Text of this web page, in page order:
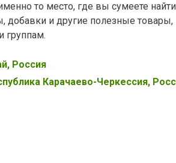
то место, где вы сумеете найти
и другие полезные товары,
группам.
Россия
Карачаево-Черкессия,